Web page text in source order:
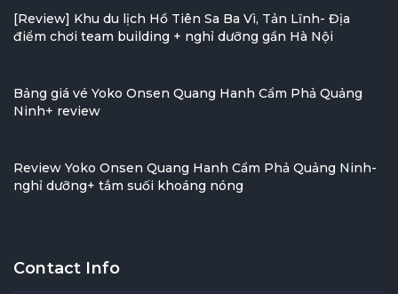
[Review] Khu du lịch Hồ Tiên Sa Ba Vì, Tản Lĩnh- Địa
điểm chơi team building + nghỉ dưỡng gần Hà Nội
Bảng giá vé Yoko Onsen Quang Hanh Cẩm Phả Quảng
Ninh+ review
Review Yoko Onsen Quang Hanh Cẩm Phả Quảng Ninh-
nghỉ dưỡng+ tắm suối khoáng nóng
Contact Info